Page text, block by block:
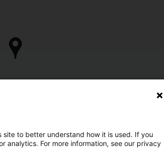
to better understand how it is used. If you
analytics. For more information, see our privacy